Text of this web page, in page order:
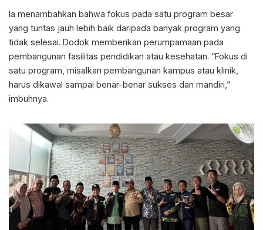
Ia menambahkan bahwa fokus pada satu program besar
yang tuntas jauh lebih baik daripada banyak program yang
tidak selesai. Dodok memberikan perumpamaan pada
pembangunan fasilitas pendidikan atau kesehatan. “Fokus di
satu program, misalkan pembangunan kampus atau klinik,
harus dikawal sampai benar-benar sukses dan mandiri,”
imbuhnya.